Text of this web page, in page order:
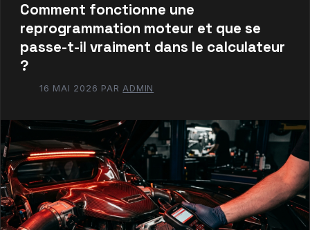
Comment fonctionne une
reprogrammation moteur et que se
passe-t-il vraiment dans le calculateur
?
16 MAI 2026 PAR ADMIN